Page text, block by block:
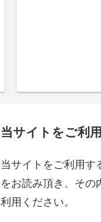
当サイトをご利
当サイトをご利用す
をお読み頂き、その
利用ください。